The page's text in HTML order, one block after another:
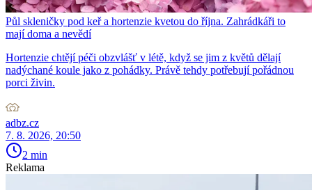
Půl skleničky pod keř a hortenzie kvetou do října. Zahrádkáři to
mají doma a nevědí
Hortenzie chtějí péči obzvlášť v létě, když se jim z květů dělají
nadýchané koule jako z pohádky. Právě tehdy potřebují pořádnou
porci živin.
adbz.cz
7. 8. 2026, 20:50
2 min
Reklama